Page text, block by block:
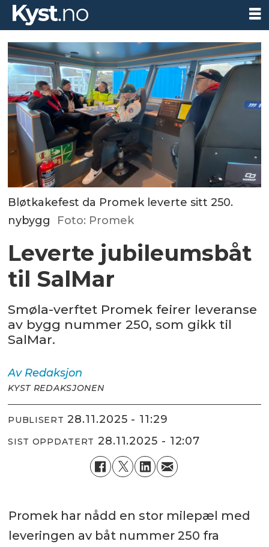
Bløtkakefest da Promek leverte sitt 250.
nybygg
Foto: Promek
Leverte jubileumsbåt
til SalMar
Smøla-verftet Promek feirer leveranse
av bygg nummer 250, som gikk til
SalMar.
Av Redaksjon
KYST REDAKSJONEN
PUBLISERT 28.11.2025 - 11:29
SIST OPPDATERT 28.11.2025 - 12:07
Promek har nådd en stor milepæl med
leveringen av båt nummer 250 fra